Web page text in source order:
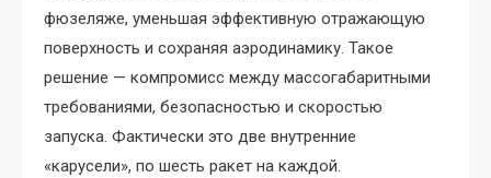
фюзеляже, уменьшая эффективную отражающую
поверхность и сохраняя аэродинамику. Такое
решение — компромисс между массогабаритными
требованиями, безопасностью и скоростью
запуска. Фактически это две внутренние
«карусели», по шесть ракет на каждой.